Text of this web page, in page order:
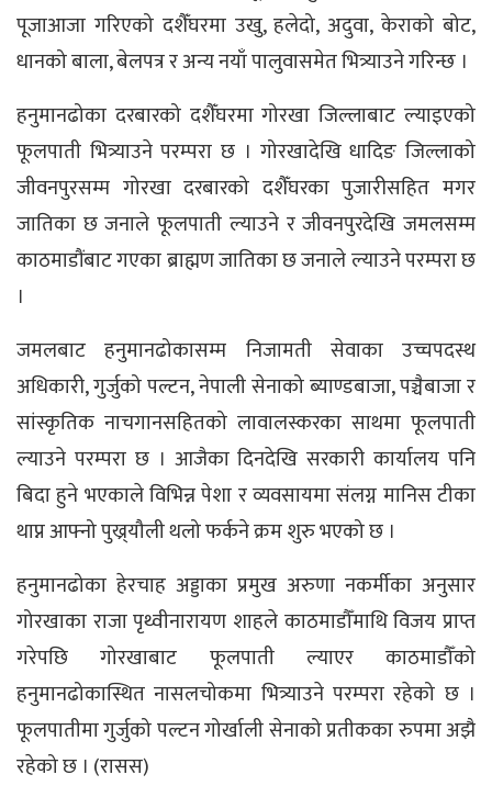
पूजाआजा गरिएको दशैँघरमा उखु, हलेदो, अदुवा, केराको बोट,
धानको बाला, बेलपत्र र अन्य नयाँ पालुवासमेत भित्र्याउने गरिन्छ ।
हनुमानढोका दरबारको दशैँघरमा गोरखा जिल्लाबाट ल्याइएको
फूलपाती भित्र्याउने परम्परा छ । गोरखादेखि धादिङ जिल्लाको
जीवनपुरसम्म गोरखा दरबारको दशैँघरका पुजारीसहित मगर
जातिका छ जनाले फूलपाती ल्याउने र जीवनपुरदेखि जमलसम्म
काठमाडौंबाट गएका ब्राह्मण जातिका छ जनाले ल्याउने परम्परा छ
।
जमलबाट हनुमानढोकासम्म निजामती सेवाका उच्चपदस्थ
अधिकारी, गुर्जुको पल्टन, नेपाली सेनाको ब्याण्डबाजा, पञ्चैबाजा र
सांस्कृतिक नाचगानसहितको लावालस्करका साथमा फूलपाती
ल्याउने परम्परा छ । आजैका दिनदेखि सरकारी कार्यालय पनि
बिदा हुने भएकाले विभिन्न पेशा र व्यवसायमा संलग्न मानिस टीका
थाप्न आफ्नो पुख्र्यौली थलो फर्कने क्रम शुरु भएको छ ।
हनुमानढोका हेरचाह अड्डाका प्रमुख अरुणा नकर्मीका अनुसार
गोरखाका राजा पृथ्वीनारायण शाहले काठमाडौँमाथि विजय प्राप्त
गरेपछि गोरखाबाट फूलपाती ल्याएर काठमाडौँको
हनुमानढोकास्थित नासलचोकमा भित्र्याउने परम्परा रहेको छ ।
फूलपातीमा गुर्जुको पल्टन गोर्खाली सेनाको प्रतीकका रुपमा अझै
रहेको छ । (रासस)